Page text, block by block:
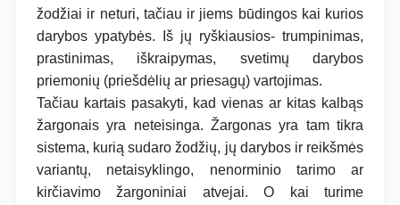
žodžiai ir neturi, tačiau ir jiems būdingos kai kurios
darybos ypatybės. Iš jų ryškiausios- trumpinimas,
prastinimas, iškraipymas, svetimų darybos
priemonių (priešdėlių ar priesagų) vartojimas.
Tačiau kartais pasakyti, kad vienas ar kitas kalbąs
žargonais yra neteisinga. Žargonas yra tam tikra
sistema, kurią sudaro žodžių, jų darybos ir reikšmės
variantų, netaisyklingo, nenorminio tarimo ar
kirčiavimo žargoniniai atvejai. O kai turime